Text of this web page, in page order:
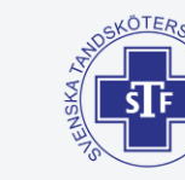
Hoppa
innehåll
FÖR